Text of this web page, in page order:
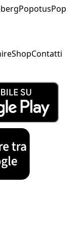
PopotusPop
ShopContatti